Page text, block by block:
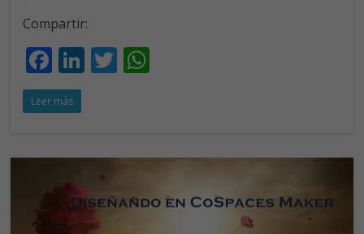
Compartir:
F
ac
e
o
o
k
Li
dI
n
T
A
p
p
Leer más